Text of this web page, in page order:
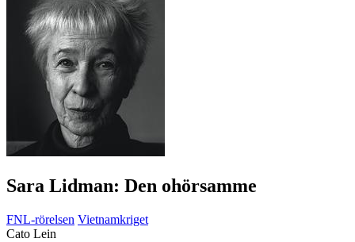
Sara Lidman: Den ohörsamme
FNL-rörelsen Vietnamkriget
Cato Lein